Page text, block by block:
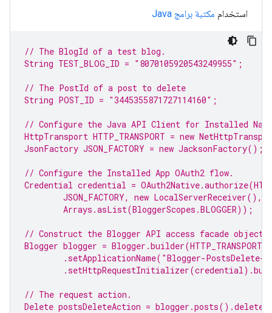
استخدام مكتبة برامج Java
// The BlogId of a test blog .
String TEST_BLOG_ID = "8070105920543249955" ;
// The PostId of a post to delete
String POST_ID = "3445355871727114160" ;
// Configure the Java API Client for Installed
HttpTransport HTTP_TRANSPORT = new
JsonFactory JSON_FACTORY = new JacksonFactory();
// Configure the Installed App OAuth2 flow.
Credential credential =
JSON_FACTORY, new LocalServerReceiver(),
Arrays.asList(BloggerScopes.BLOGGER));
// Construct the Blogger API access facade object.
Blogger blogger = Blogger.builder(HTTP_TRANSPORT,
.setApplicationName( "Blogger-PostsDelete-
// The request action.
Delete postsDeleteAction =